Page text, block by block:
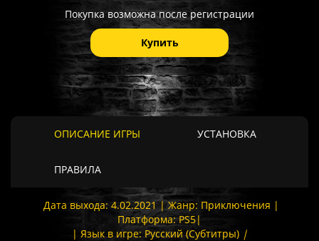
Покупка возможна после регистрации
Купить
ОПИСАНИЕ ИГРЫ УСТАНОВКА
ПРАВИЛА
Дата выхода: 4.02.2021 | Жанр: Приключения |
Платформа: PS5|
| Язык в игре: Русский (Субтитры)|